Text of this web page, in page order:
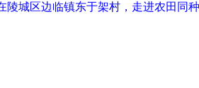
城区边临镇东于架村，走进农田同